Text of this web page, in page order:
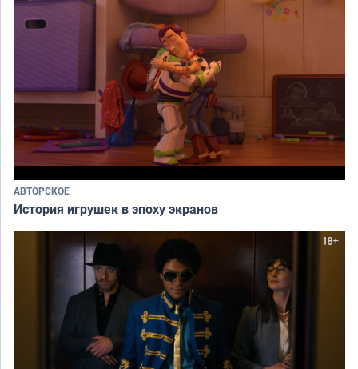
АВТОРСКОЕ
История игрушек в эпоху экранов